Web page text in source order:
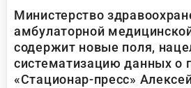
Министерство
амбулаторной
содержит новые поля,
систематизацию данных о
«Стационар-пресс»